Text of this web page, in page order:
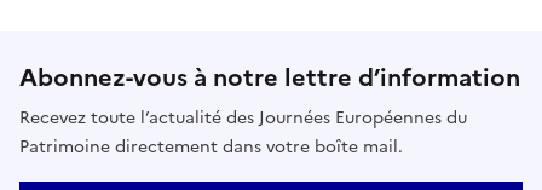
Abonnez-vous à notre lettre d’information
Recevez toute l’actualité des Journées Européennes du
Patrimoine directement dans votre boîte mail.